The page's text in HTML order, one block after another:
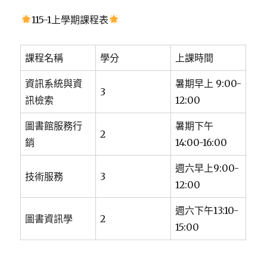
115-1上學期課程表
課程名稱 學分 上課時間
資訊系統與資
訊檢索
3
暑期早上 9:00-
12:00
圖書館服務行
銷
2
暑期下午
14:00-16:00
技術服務 3
週六早上9:00-
12:00
圖書資訊學 2
週六下午13:10-
15:00